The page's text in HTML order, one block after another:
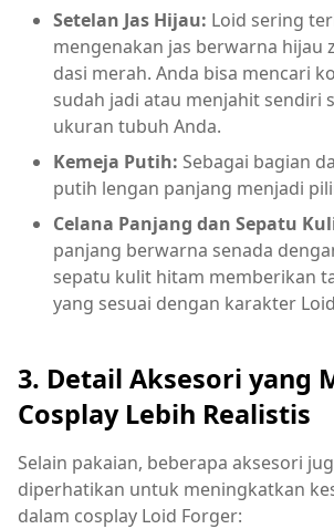
Setelan Jas Hijau: Loid sering
mengenakan jas berwarna hijau
dasi merah. Anda bisa mencari
sudah jadi atau menjahit sendiri
ukuran tubuh Anda.
Kemeja Putih: Sebagai bagian
putih lengan panjang menjadi
Celana Panjang dan Sepatu
panjang berwarna senada
sepatu kulit hitam memberikan
yang sesuai dengan karakter
3. Detail Aksesori yang
Cosplay Lebih Realistis
Selain pakaian, beberapa aksesori
diperhatikan untuk meningkatkan
dalam cosplay Loid Forger: